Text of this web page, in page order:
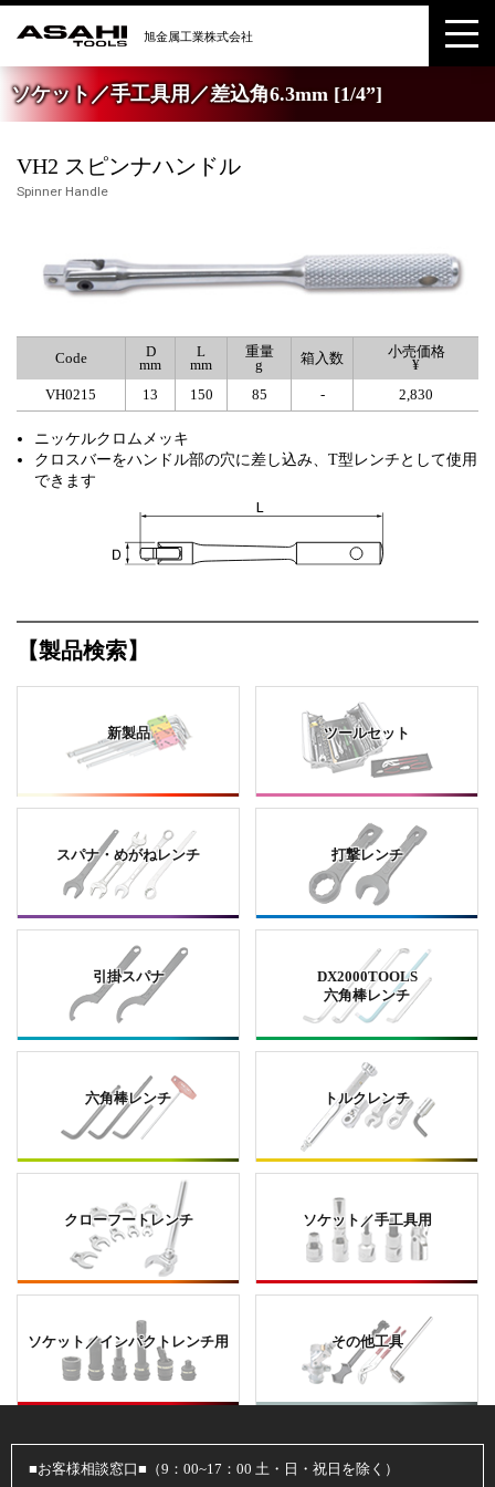
ソケット／手工具用／差込角6.3mm [1/4”]
VH2 スピンナハンドル
Spinner Handle
Code
D
mm
L
mm
重量
g
箱入数
小売価格
¥
VH0215
13 150 85 - 2,830
ニッケルクロムメッキ
クロスバーをハンドル部の穴に差し込み、T型レンチとして使用
できます
【製品検索】
新製品 ツールセット
スパナ・めがねレンチ 打撃レンチ
引掛スパナ
DX2000TOOLS
六角棒レンチ
六角棒レンチ トルクレンチ
クローフートレンチ ソケット／手工具用
ソケット／インパクトレンチ用 その他工具
■お客様相談窓口■（9：00~17：00 土・日・祝日を除く）